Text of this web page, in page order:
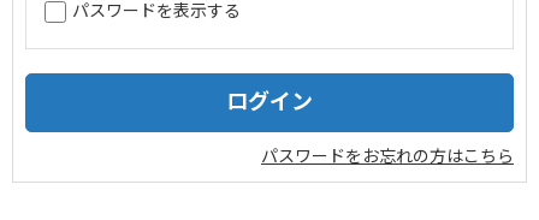
企業情報
採用情報
パスワードを表示する
パスワードをお忘れの方はこちら